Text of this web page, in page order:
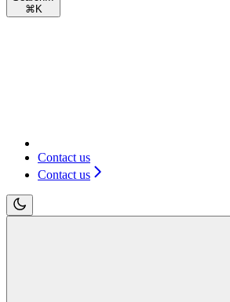
⌘ K
Contact us
Contact us